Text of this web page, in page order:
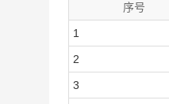
序号
1
2
3